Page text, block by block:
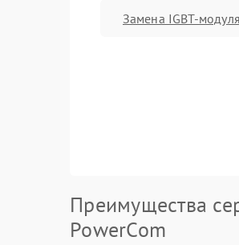
Замена IGBT-модуля
Преимущества
PowerCom